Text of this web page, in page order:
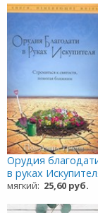
Орудия
в руках
мягкий: 25,60 руб.